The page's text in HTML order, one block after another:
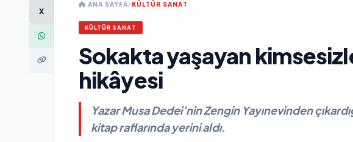
X
ANA SAYFA/KÜLTÜR SANAT
KÜLTÜR SANAT
Sokakta yaşayan
hikâyesi
Yazar Musa Dedei’nin Zengin Yayınevinden
kitap raflarında yerini aldı.